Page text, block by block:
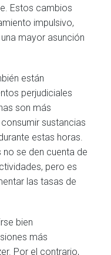
Estos cambios
impulsivo,
mayor asunción
están
perjudiciales
son más
sustancias
estas horas.
se den cuenta de
pero es
las tasas de
bien
más
Por el contrario,